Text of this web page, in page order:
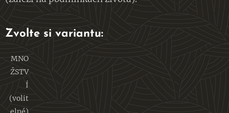
Zvolte si variantu:
MNO
ŽSTV
Í
(volit